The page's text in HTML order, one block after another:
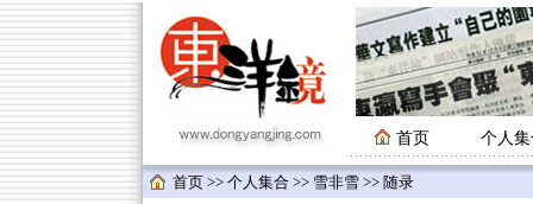
首页 个人
首页 >> 个人集合 >> 雪非雪 >> 随录